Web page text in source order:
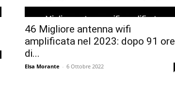
46 Migliore antenna wifi
amplificata nel 2023: dopo 91 ore
di...
Elsa Morante - 6 Ottobre 2022